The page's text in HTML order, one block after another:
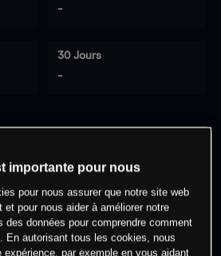
-
30 Jours
-
à trader
importante pour nous
pour nous assurer que notre site web
et pour nous aider à améliorer notre
des données pour comprendre comment
En autorisant tous les cookies, nous
expérience, par exemple en vous aidant